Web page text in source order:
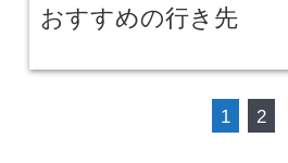
おすすめの行き先
1 2